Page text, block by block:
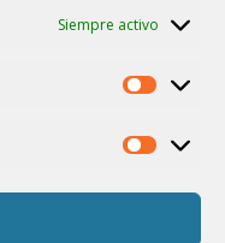
Siempre activo
Statistics
Marketing